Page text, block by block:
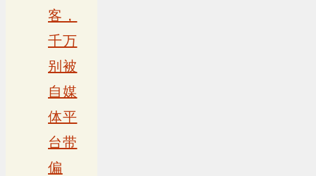
客，
千万
别被
自媒
体平
台带
偏